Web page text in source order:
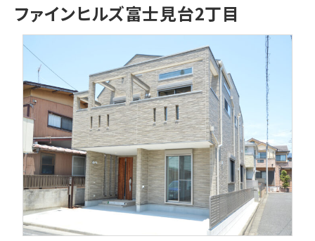
ファインヒルズ富士見台2丁目